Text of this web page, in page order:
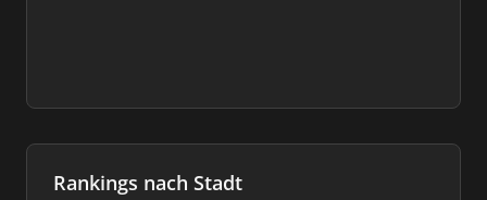
Rankings nach Stadt